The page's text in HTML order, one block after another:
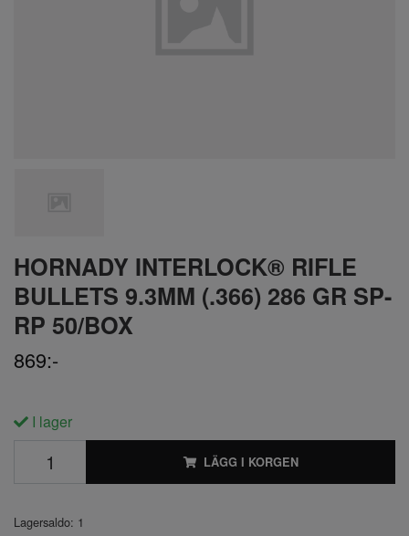
HORNADY INTERLOCK® RIFLE
BULLETS 9.3MM (.366) 286 GR SP-
RP 50/BOX
869:-
I lager
LÄGG I KORGEN
Lagersaldo: 1